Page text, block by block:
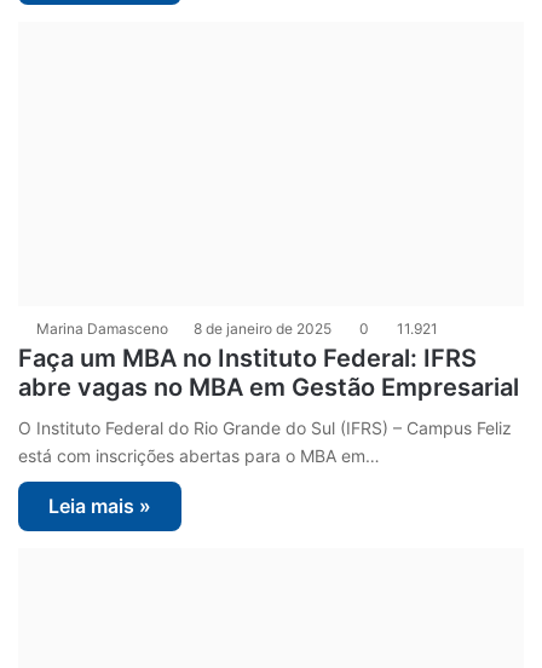
Marina Damasceno 8 de janeiro de 2025 0 11.921
Faça um MBA no Instituto Federal: IFRS
abre vagas no MBA em Gestão Empresarial
O Instituto Federal do Rio Grande do Sul (IFRS) – Campus Feliz
está com inscrições abertas para o MBA em…
Leia mais »